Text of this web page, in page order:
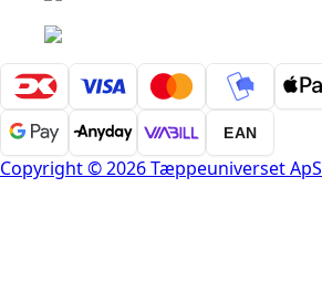
EAN
Copyright © 2026 Tæppeuniverset ApS